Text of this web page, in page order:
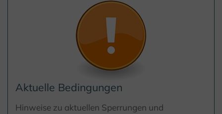
Aktuelle Bedingungen
Hinweise zu aktuellen Sperrungen und